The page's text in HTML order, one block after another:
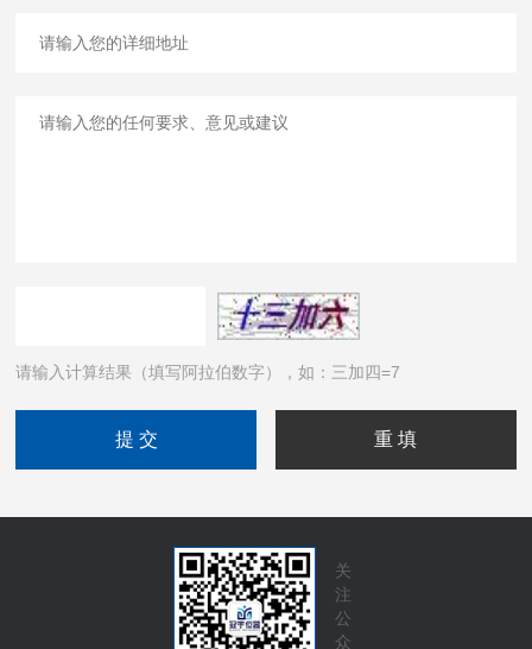
请输入计算结果（填写阿拉伯数字），如：三加四=7
关
注
公
众